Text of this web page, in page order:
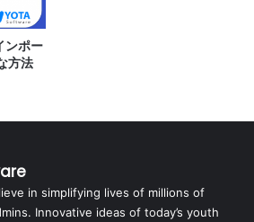
ンポー
方法
in simplifying lives of millions of
Innovative ideas of today’s youth